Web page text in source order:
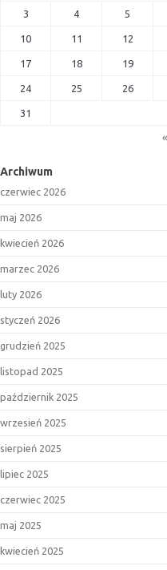
3 4 5
10 11 12
17 18 19
24 25 26
31
Archiwum
czerwiec 2026
maj 2026
kwiecień 2026
marzec 2026
luty 2026
styczeń 2026
grudzień 2025
listopad 2025
październik 2025
wrzesień 2025
sierpień 2025
lipiec 2025
czerwiec 2025
maj 2025
kwiecień 2025